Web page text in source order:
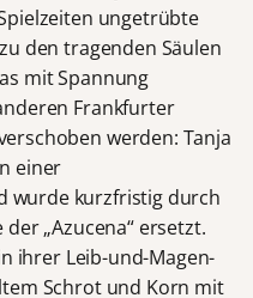
ungetrübte
den tragenden Säulen
mit Spannung
Frankfurter
werden: Tanja
einer
wurde kurzfristig durch
„Azucena“ ersetzt.
ihrer Leib-und-Magen-
Schrot und Korn mit